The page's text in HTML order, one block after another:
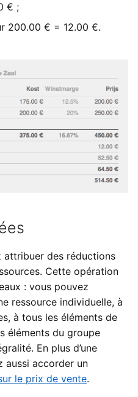
€ ;
200.00 € = 12.00 €.
attribuer des réductions
Cette opération
: vous pouvez
ressource individuelle, à
à tous les éléments de
éléments du groupe
En plus d’une
aussi accorder un
le prix de vente.